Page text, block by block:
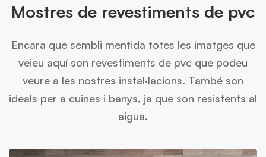
Mostres de revestiments de pvc
Encara que sembli mentida totes les imatges que
veieu aquí son revestiments de pvc que podeu
veure a les nostres instal·lacions. També son
ideals per a cuines i banys, ja que son resistents al
aigua.